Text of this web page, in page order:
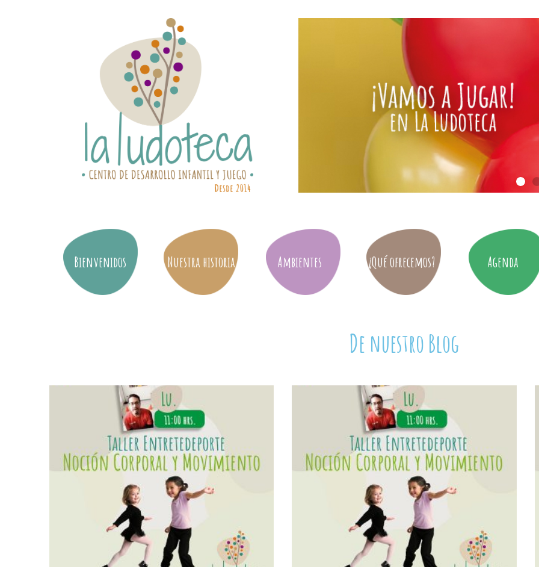
Bienvenidos Nuestra historia Ambientes ¿Qué ofrecemos? Agenda
De nuestro Blog